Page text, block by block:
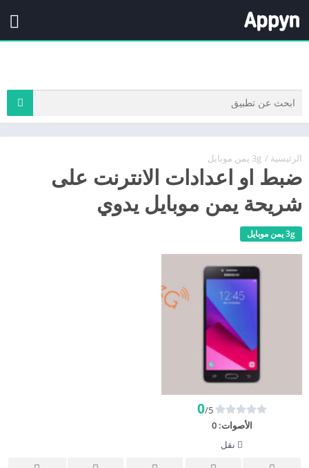
الرئيسية / 3g يمن موبايل
ضبط او اعدادات الانترنت على
شريحة يمن موبايل يدوي
3g يمن موبايل
0/5
الأصوات:0
نقل